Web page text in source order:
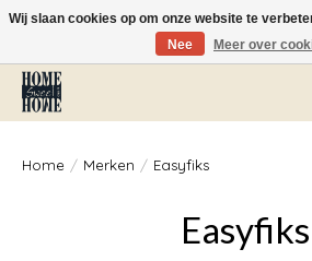
Vóór 14:00 besteld, dezelfde dag verzonden!
Home / Merken / Easyfiks
Easyfiks
Wij slaan cookies op om onze website te
Nee
Meer over